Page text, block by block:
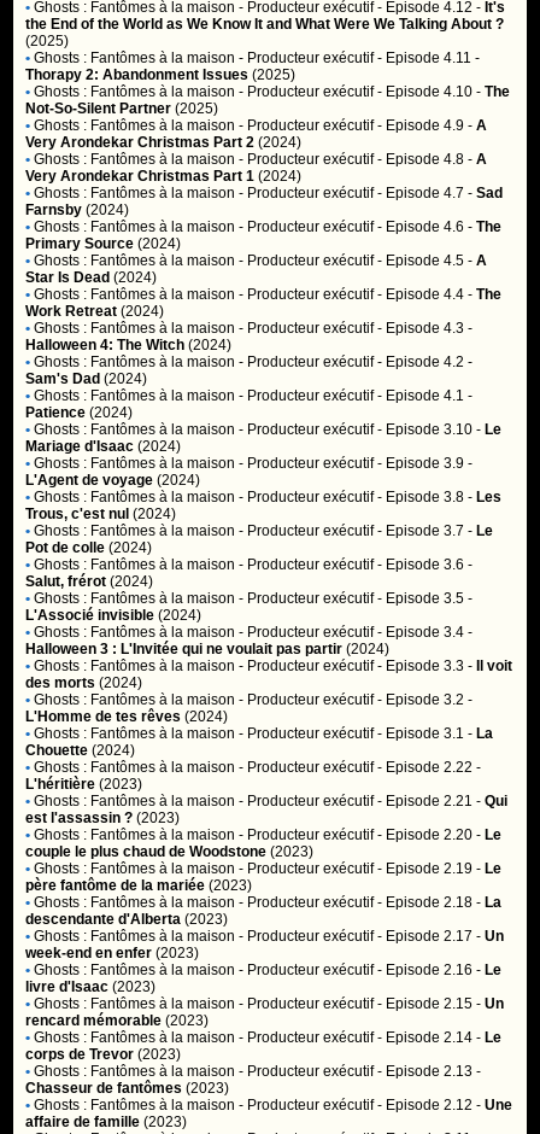
• Ghosts : Fantômes à la maison - Producteur exécutif - Episode 4.12 - It's
the End of the World as We Know It and What Were We Talking About ?
(2025)
• Ghosts : Fantômes à la maison - Producteur exécutif - Episode 4.11 -
Thorapy 2: Abandonment Issues (2025)
• Ghosts : Fantômes à la maison - Producteur exécutif - Episode 4.10 -The
Not-So-Silent Partner (2025)
• Ghosts : Fantômes à la maison - Producteur exécutif - Episode 4.9 -A
Very Arondekar Christmas Part 2 (2024)
• Ghosts : Fantômes à la maison - Producteur exécutif - Episode 4.8 -A
Very Arondekar Christmas Part 1 (2024)
• Ghosts : Fantômes à la maison - Producteur exécutif - Episode 4.7 -Sad
Farnsby (2024)
• Ghosts : Fantômes à la maison - Producteur exécutif - Episode 4.6 -The
Primary Source (2024)
• Ghosts : Fantômes à la maison - Producteur exécutif - Episode 4.5 -A
Star Is Dead (2024)
• Ghosts : Fantômes à la maison - Producteur exécutif - Episode 4.4 -The
Work Retreat (2024)
• Ghosts : Fantômes à la maison - Producteur exécutif - Episode 4.3 -
Halloween 4: The Witch (2024)
• Ghosts : Fantômes à la maison - Producteur exécutif - Episode 4.2 -
Sam's Dad (2024)
• Ghosts : Fantômes à la maison - Producteur exécutif - Episode 4.1 -
Patience (2024)
• Ghosts : Fantômes à la maison - Producteur exécutif - Episode 3.10 - Le
Mariage d'Isaac (2024)
• Ghosts : Fantômes à la maison - Producteur exécutif - Episode 3.9 -
L'Agent de voyage (2024)
• Ghosts : Fantômes à la maison - Producteur exécutif - Episode 3.8 - Les
Trous, c'est nul (2024)
• Ghosts : Fantômes à la maison - Producteur exécutif - Episode 3.7 - Le
Pot de colle (2024)
• Ghosts : Fantômes à la maison - Producteur exécutif - Episode 3.6 -
Salut, frérot (2024)
• Ghosts : Fantômes à la maison - Producteur exécutif - Episode 3.5 -
L'Associé invisible (2024)
• Ghosts : Fantômes à la maison - Producteur exécutif - Episode 3.4 -
Halloween 3 : L'Invitée qui ne voulait pas partir (2024)
• Ghosts : Fantômes à la maison - Producteur exécutif - Episode 3.3 -
Il voit
des morts (2024)
• Ghosts : Fantômes à la maison - Producteur exécutif - Episode 3.2 -
L'Homme de tes rêves (2024)
• Ghosts : Fantômes à la maison - Producteur exécutif - Episode 3.1 - La
Chouette (2024)
• Ghosts : Fantômes à la maison - Producteur exécutif - Episode 2.22 -
L'héritière (2023)
• Ghosts : Fantômes à la maison - Producteur exécutif - Episode 2.21 -Qui
est l'assassin ? (2023)
• Ghosts : Fantômes à la maison - Producteur exécutif - Episode 2.20 - Le
couple le plus chaud de Woodstone (2023)
• Ghosts : Fantômes à la maison - Producteur exécutif - Episode 2.19 - Le
père fantôme de la mariée (2023)
• Ghosts : Fantômes à la maison - Producteur exécutif - Episode 2.18 - La
descendante d'Alberta (2023)
• Ghosts : Fantômes à la maison - Producteur exécutif - Episode 2.17 -Un
week-end en enfer (2023)
• Ghosts : Fantômes à la maison - Producteur exécutif - Episode 2.16 - Le
livre d'Isaac (2023)
• Ghosts : Fantômes à la maison - Producteur exécutif - Episode 2.15 -Un
rencard mémorable (2023)
• Ghosts : Fantômes à la maison - Producteur exécutif - Episode 2.14 - Le
corps de Trevor (2023)
• Ghosts : Fantômes à la maison - Producteur exécutif - Episode 2.13 -
Chasseur de fantômes (2023)
• Ghosts : Fantômes à la maison - Producteur exécutif - Episode 2.12 -Une
affaire de famille (2023)